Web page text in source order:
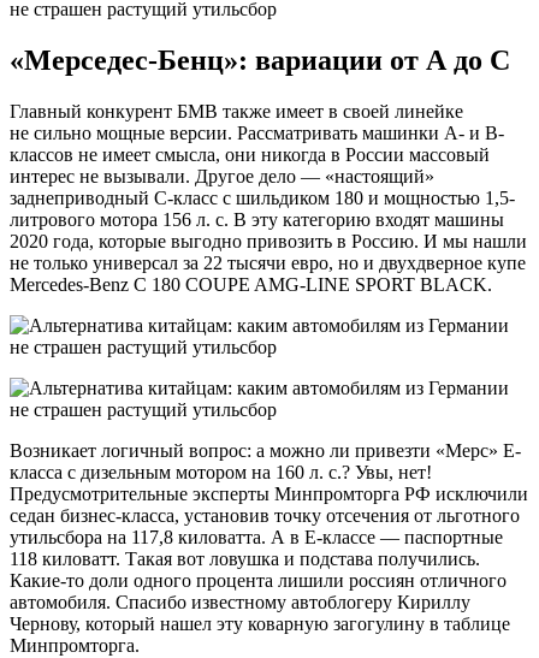
«Мерседес-Бенц»: вариации от А до С
Главный конкурент БМВ также имеет в своей линейке
не сильно мощные версии. Рассматривать машинки А- и В-
классов не имеет смысла, они никогда в России массовый
интерес не вызывали. Другое дело — «настоящий»
заднеприводный С-класс с шильдиком 180 и мощностью 1,5-
литрового мотора 156 л. с. В эту категорию входят машины
2020 года, которые выгодно привозить в Россию. И мы нашли
не только универсал за 22 тысячи евро, но и двухдверное купе
Mercedes-Benz C 180 COUPE AMG-LINE SPORT BLACK.
Возникает логичный вопрос: а можно ли привезти «Мерс» Е-
класса с дизельным мотором на 160 л. с.? Увы, нет!
Предусмотрительные эксперты Минпромторга РФ исключили
седан бизнес-класса, установив точку отсечения от льготного
утильсбора на 117,8 киловатта. А в Е-классе — паспортные
118 киловатт. Такая вот ловушка и подстава получились.
Какие-то доли одного процента лишили россиян отличного
автомобиля. Спасибо известному автоблогеру Кириллу
Чернову, который нашел эту коварную загогулину в таблице
Минпромторга.